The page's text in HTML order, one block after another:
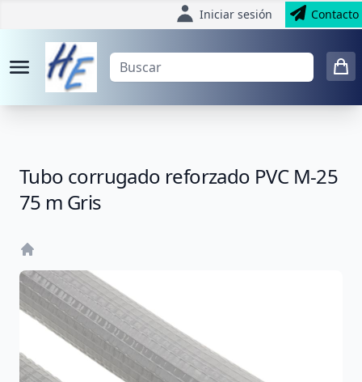
Iniciar sesión Contacto
Tubo corrugado reforzado PVC M-25
75 m Gris
Home